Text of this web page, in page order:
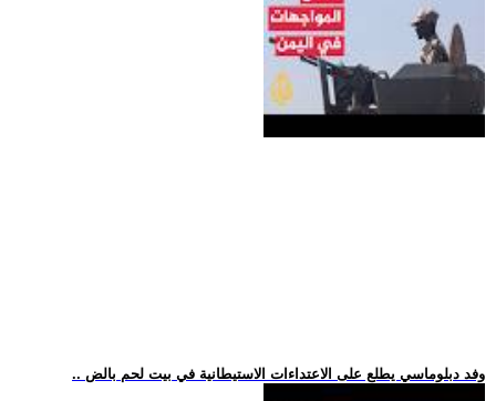
.. وفد دبلوماسي يطلع على الاعتداءات الاستيطانية في بيت لحم بالض